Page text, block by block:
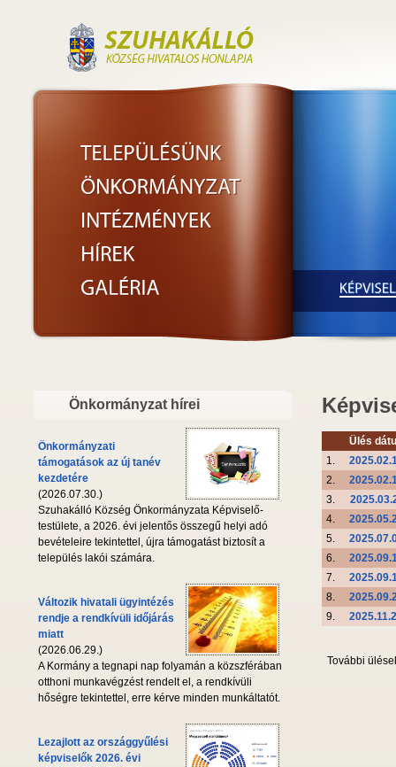
Önkormányzat hírei
Önkormányzati
támogatások az új tanév
kezdetére
(2026.07.30.)
Szuhakálló Község Önkormányzata Képviselő-
testülete, a 2026. évi jelentős összegű helyi adó
bevételeire tekintettel, újra támogatást biztosít a
település lakói számára.
Változik hivatali ügyintézés
rendje a rendkívüli időjárás
miatt
(2026.06.29.)
A Kormány a tegnapi nap folyamán a közszférában
otthoni munkavégzést rendelt el, a rendkívüli
hőségre tekintettel, erre kérve minden munkáltatót.
Lezajlott az országgyűlési
képviselők 2026. évi
Ülés
1.
2.
3.
4.
5.
6.
7.
8.
9.
További